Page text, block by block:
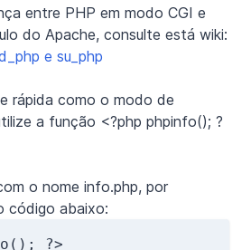
entre PHP em modo CGI e
do Apache, consulte está wiki:
e su_php
rápida como o modo de
a função <?php phpinfo(); ?
o nome info.php, por
código abaixo: